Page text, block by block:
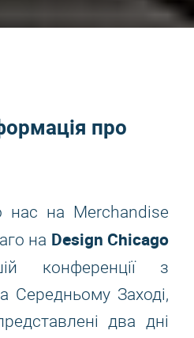
про
нас на Merchandise
на Design Chicago
конференції з
Середньому Заході,
два дні